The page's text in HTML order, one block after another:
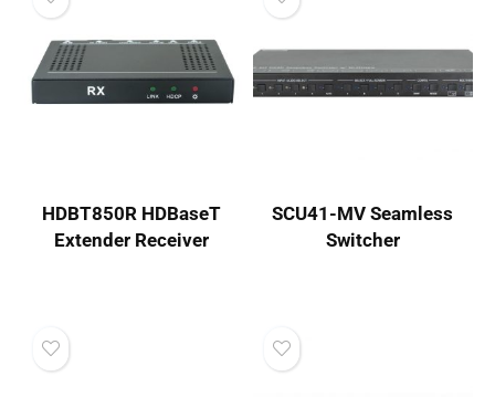
HDBT850R HDBaseT
Extender Receiver
SCU41-MV Seamless
Switcher